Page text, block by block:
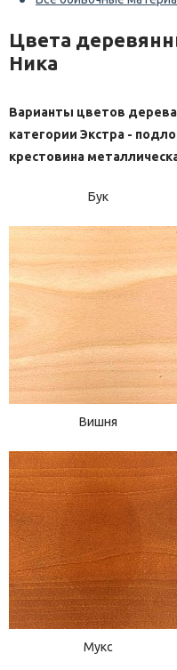
Цвета
Ника
Варианты цветов
категории Экстра -
крестовина
Бук
Вишня
Мукс